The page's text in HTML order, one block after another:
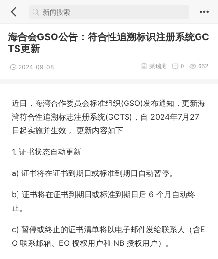
海合会GSO公告：符合性追溯标识注册系统GC
TS更新
2024-09-08 662
0
莱瑞测
近日，海湾合作委员会标准组织(GSO)发布通知，更新海
湾符合性追溯标志注册系统(GCTS)，自 2024年7月27
日起实施并生效 。更新内容如下：
1. 证书状态自动更新
a) 证书将在证书到期日或标准到期日自动暂停。
b) 证书将在证书到期日或标准到期日后 6 个月自动终
止。
c) 暂停或终止的证书清单将以电子邮件发给联系人（含E
O 联系邮箱、EO 授权用户和 NB 授权用户）。